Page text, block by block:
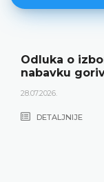
Odluka o
nabavku
28.07.2026.
DETALJNIJE